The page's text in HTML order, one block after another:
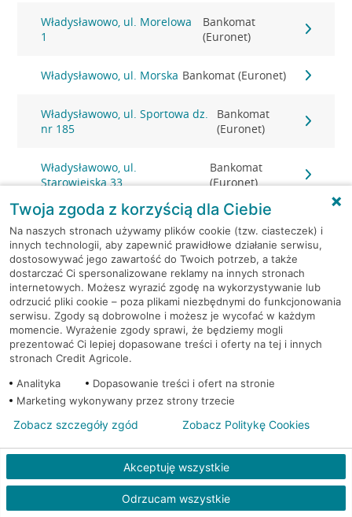
Władysławowo, ul. Morelowa
1
Bankomat
(Euronet)
Władysławowo, ul. Morska Bankomat (Euronet)
Władysławowo, ul. Sportowa dz.
nr 185
Bankomat
(Euronet)
Władysławowo, ul.
Starowiejska 33
Bankomat
(Euronet)
Władysławowo, ul. Towarowa
27
Bankomat
(Euronet)
Władysławowo - Chałupy, ul.
Kaperska
Bankomat
(Euronet)
Władysławowo - Chałupy, ul.
Kaperska 10
Bankomat
(Euronet)
Żelistrzewo, ul. Polna 34 Bankomat (Euronet)
Żukowo, ul. Gdyńska 51 Bankomat (Euronet)
Twoja zgoda z korzyścią dla Ciebie
Na naszych stronach używamy plików cookie (tzw. ciasteczek) i
innych technologii, aby zapewnić prawidłowe działanie serwisu,
dostosowywać jego zawartość do Twoich potrzeb, a także
dostarczać Ci spersonalizowane reklamy na innych stronach
internetowych. Możesz wyrazić zgodę na wykorzystywanie lub
odrzucić pliki cookie – poza plikami niezbędnymi do funkcjonowania
serwisu. Zgody są dobrowolne i możesz je wycofać w każdym
momencie. Wyrażenie zgody sprawi, że będziemy mogli
prezentować Ci lepiej dopasowane treści i oferty na tej i innych
stronach Credit Agricole.
Analityka
Dopasowanie treści i ofert na stronie
Marketing wykonywany przez strony trzecie
Akceptuję wszystkie
Odrzucam wszystkie
Zobacz szczegóły zgód Zobacz Politykę Cookies